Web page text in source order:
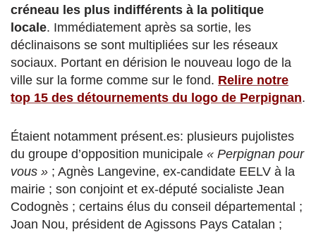
créneau les plus indifférents à la politique
locale. Immédiatement après sa sortie, les
déclinaisons se sont multipliées sur les réseaux
sociaux. Portant en dérision le nouveau logo de la
ville sur la forme comme sur le fond. Relire notre
top 15 des détournements du logo de Perpignan.
Étaient notamment présent.es: plusieurs pujolistes
du groupe d’opposition municipale « Perpignan pour
vous » ; Agnès Langevine, ex-candidate EELV à la
mairie ; son conjoint et ex-député socialiste Jean
Codognès ; certains élus du conseil départemental ;
Joan Nou, président de Agissons Pays Catalan ;